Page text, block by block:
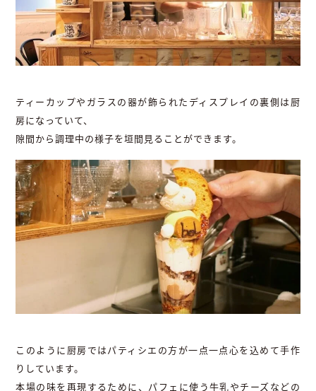
ティーカップやガラスの器が飾られたディスプレイの裏側は厨
房になっていて、
隙間から調理中の様子を垣間見ることができます。
このように厨房ではパティシエの方が一点一点心を込めて手作
りしています。
本場の味を再現するために、パフェに使う牛乳やチーズなどの